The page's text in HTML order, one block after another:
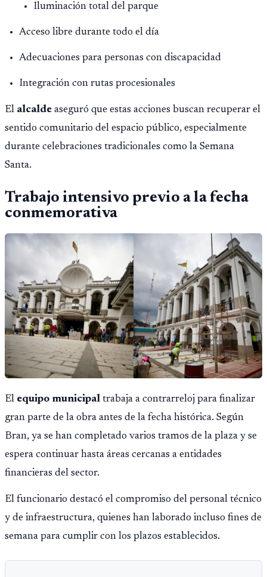
Iluminación total del parque
Acceso libre durante todo el día
Adecuaciones para personas con discapacidad
Integración con rutas procesionales
El alcalde aseguró que estas acciones buscan recuperar el
sentido comunitario del espacio público, especialmente
durante celebraciones tradicionales como la Semana
Santa.
Trabajo intensivo previo a la fecha
conmemorativa
El equipo municipal trabaja a contrarreloj para finalizar
gran parte de la obra antes de la fecha histórica. Según
Bran, ya se han completado varios tramos de la plaza y se
espera continuar hasta áreas cercanas a entidades
financieras del sector.
El funcionario destacó el compromiso del personal técnico
y de infraestructura, quienes han laborado incluso fines de
semana para cumplir con los plazos establecidos.